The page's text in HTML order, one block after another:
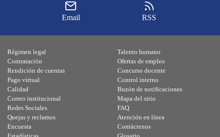
Email RSS
Régimen legal
Contratación
Rendición de cuentas
Pago virtual
Calidad
Talento humano
Ofertas de empleo
Concurso docente
Control interno
Buzón de notificaciones
Correo institucional
Redes Sociales
Quejas y reclamos
Encuesta
Mapa del sitio
FAQ
Atención en línea
Contáctenos